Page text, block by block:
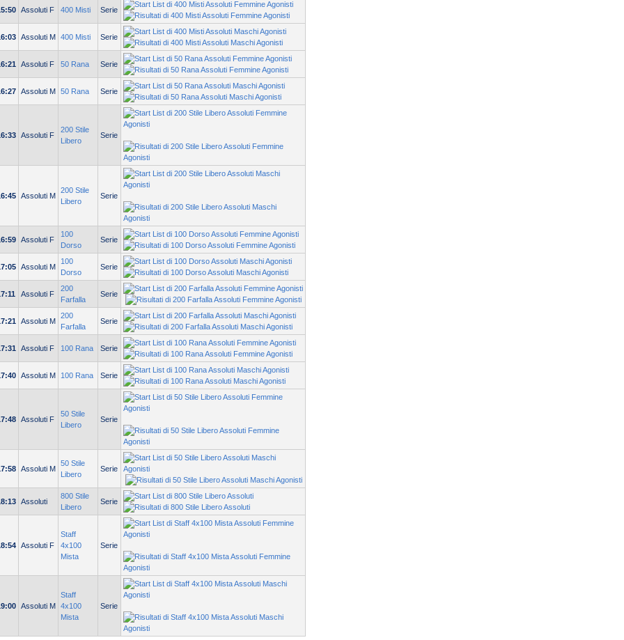
Assoluti F 400 Misti Serie
Assoluti M 400 Misti Serie
Assoluti F 50 Rana Serie
Assoluti M 50 Rana Serie
Assoluti F
200 Stile
Libero
Serie
Assoluti M
200 Stile
Libero
Serie
Assoluti F
100
Dorso
Serie
Assoluti M
100
Dorso
Serie
Assoluti F
200
Farfalla
Serie
Assoluti M
200
Farfalla
Serie
Assoluti F 100 Rana Serie
Assoluti M 100 Rana Serie
Assoluti F
50 Stile
Libero
Serie
Assoluti M
50 Stile
Libero
Serie
Assoluti
800 Stile
Libero
Serie
Assoluti F
Staff
4x100
Mista
Serie
Assoluti M
Staff
4x100
Mista
Serie